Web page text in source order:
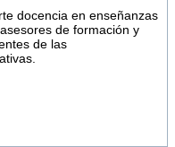
docencia en enseñanzas
de formación y
de las